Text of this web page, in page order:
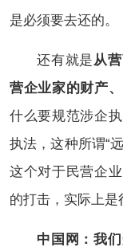
是必须要去还的。
还有就是从
营企业家的财产
什么要规范涉企
执法，这种所谓“
这个对于民营企
的打击，实际上是
中国网：我